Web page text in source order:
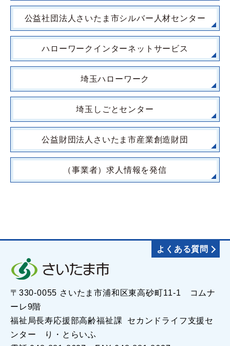
公益社団法人さいたま市シルバー人材センター
ハローワークインターネットサービス
埼玉ハローワーク
埼玉しごとセンター
公益財団法人さいたま市産業創造財団
（事業者）求人情報を発信
よくある質問
〒330-0055 さいたま市浦和区東高砂町11-1 コムナ
ーレ9階
福祉局長寿応援部高齢福祉課 セカンドライフ支援セ
ンター り・とらいふ